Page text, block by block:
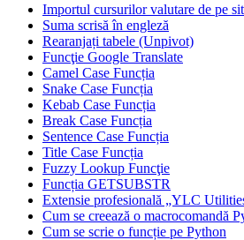
Importul cursurilor valutare de pe
Suma scrisă în engleză
Rearanjați tabele (Unpivot)
Funcţie Google Translate
Camel Case Funcția
Snake Case Funcția
Kebab Case Funcția
Break Case Funcția
Sentence Case Funcția
Title Case Funcția
Fuzzy Lookup Funcţie
Funcția GETSUBSTR
Extensie profesională „YLC
Cum se creează o macrocomandă
Cum se scrie o funcție pe Python